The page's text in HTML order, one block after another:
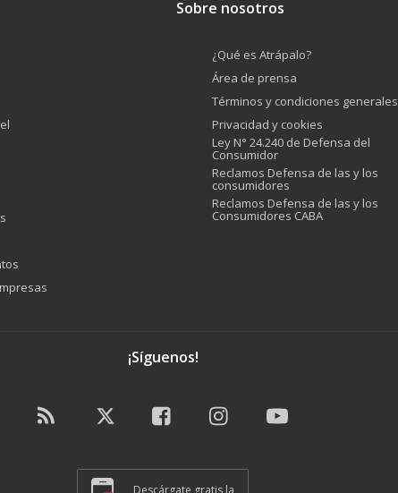
Sobre nosotros
¿Qué es Atrápalo?
Área de prensa
Términos y condiciones generales
Privacidad y cookies
Ley N° 24.240 de Defensa del
Consumidor
Reclamos Defensa de las y los
consumidores
Reclamos Defensa de las y los
Consumidores CABA
¡Síguenos!
Descárgate gratis la